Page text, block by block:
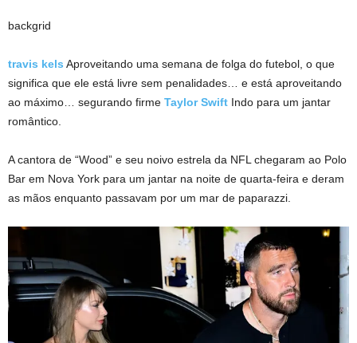
backgrid
travis kels Aproveitando uma semana de folga do futebol, o que
significa que ele está livre sem penalidades… e está aproveitando
ao máximo… segurando firme Taylor Swift Indo para um jantar
romântico.
A cantora de “Wood” e seu noivo estrela da NFL chegaram ao Polo
Bar em Nova York para um jantar na noite de quarta-feira e deram
as mãos enquanto passavam por um mar de paparazzi.